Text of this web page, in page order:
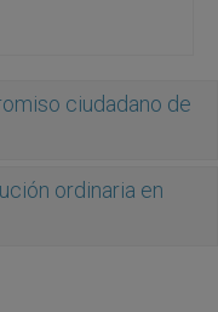
ciudadano de
ordinaria en